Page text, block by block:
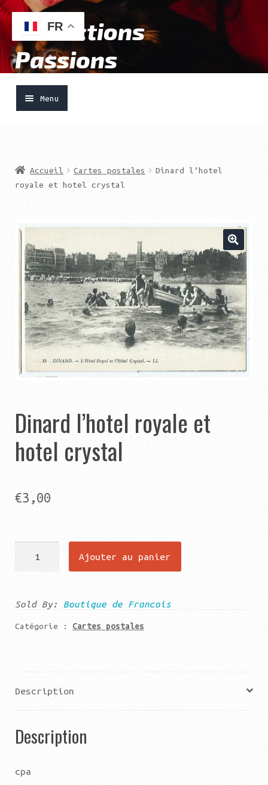
Aller
à
la
navigation
Aller
au
contenu
Collections
Passions
Menu
Vendre
Boutique
Catégories
Contact
Panier
Autres pages
Ouvrir
Aide
Accueil Cartes postales
Dinard l’hotel
royale et hotel crystal
Dinard l’hotel royale et
hotel crystal
€3,00
l'hotel
Ajouter au panier
Sold By: Boutique de Francois
Catégorie : Cartes postales
Description
Description
cpa
FR